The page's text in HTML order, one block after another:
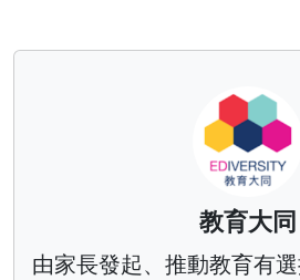
教育大同
由家長發起、推動教育有